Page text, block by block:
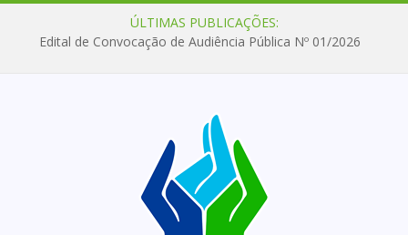
ÚLTIMAS PUBLICAÇÕES:
Edital de Convocação de Audiência Pública Nº 01/2026